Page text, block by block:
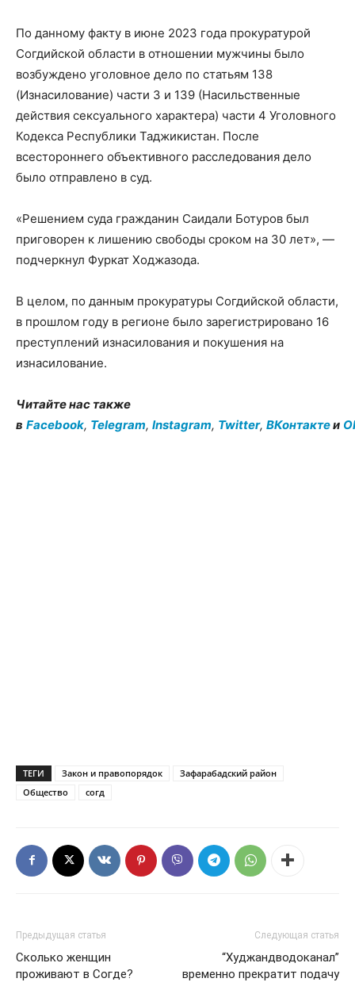
По данному факту в июне 2023 года прокуратурой
Согдийской области в отношении мужчины было
возбуждено уголовное дело по статьям 138
(Изнасилование) части 3 и 139 (Насильственные
действия сексуального характера) части 4 Уголовного
Кодекса Республики Таджикистан. После
всестороннего объективного расследования дело
было отправлено в суд.
«Решением суда гражданин Саидали Ботуров был
приговорен к лишению свободы сроком на 30 лет», —
подчеркнул Фуркат Ходжазода.
В целом, по данным прокуратуры Согдийской области,
в прошлом году в регионе было зарегистрировано 16
преступлений изнасилования и покушения на
изнасилование.
Читайте нас также
в Facebook, Telegram, Instagram, Twitter, ВКонтактеи
ТЕГИ Закон и правопорядок
Зафарабадский район
Общество
согд
Предыдущая статья
Сколько женщин
проживают в Согде?
Следующая статья
“Худжандводоканал”
временно прекратит подачу